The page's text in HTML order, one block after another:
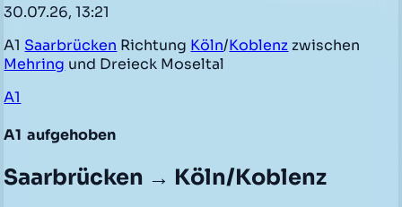
30.07.26, 13:21
A1 Saarbrücken Richtung Köln/Koblenz zwischen
Mehring und Dreieck Moseltal
A1
A1 aufgehoben
Saarbrücken → Köln/Koblenz